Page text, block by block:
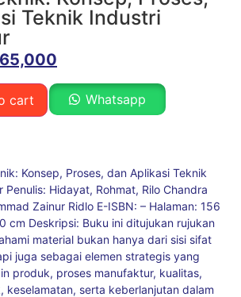
Teknik Industri
65,000
cart Whatsapp
Konsep, Proses, dan Aplikasi Teknik
Hidayat, Rohmat, Rilo Chandra
Zainur Ridlo E-ISBN: – Halaman: 156
cm Deskripsi: Buku ini ditujukan rujukan
material bukan hanya dari sisi sifat
juga sebagai elemen strategis yang
produk, proses manufaktur, kualitas,
keselamatan, serta keberlanjutan dalam